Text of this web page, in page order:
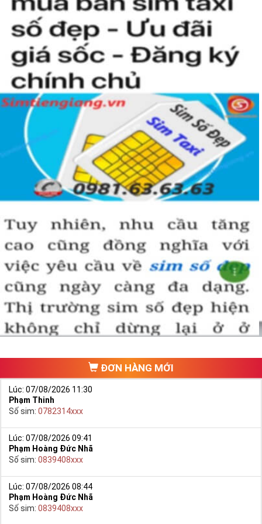
kiện để sở hữu một sim tứ quý 2 này, bởi vậy chỉ cần nhìn vào
người khác cũng sẽ biết được vị trí của bạn trong xã hội là như thế
nào rồi?
Hướng dẫn mua Sim Tứ Quý 2 tại
Simtiengiang.vn.
Sim Tiền Giang là đơn vị cung cấp
Tứ Quý, sim giá rẻ uy
tín chất lượng.
Chọn mua sim số đẹp thường mất nhiều thời gian ở khoản lựa số,
một số phải vừa đẹp, vừa tốt về phong thủy thì mới là sim hoàn
hảo. Vậy phải làm sao?
- Cách nhanh nhất để chọn mua được Sim Tứ Quý 2 là bạn vào
trang chủ của Sim Tiền Giang, chọn mục “
Sim giảm giá
“ ở ngay đầu
trang chủ. Đây là danh sách sim được đại lý giảm giá vì một số lý
Ngoài ra quý khách chưa ưng ý về Sim Tứ Quý 2 có cũng thể tham
khảo thêm Sim Vinaphone,Sim Gmobile, Sim Tứ Quý Giữa
ĐƠN HÀNG MỚI
Lúc: 07/08/2026 11:30
Phạm Thinh
Số sim: 0782314xxx
Lúc: 07/08/2026 09:41
Phạm Hoàng Đức Nhã
Số sim: 0839408xxx
Lúc: 07/08/2026 08:44
Phạm Hoàng Đức Nhã
Số sim: 0839408xxx